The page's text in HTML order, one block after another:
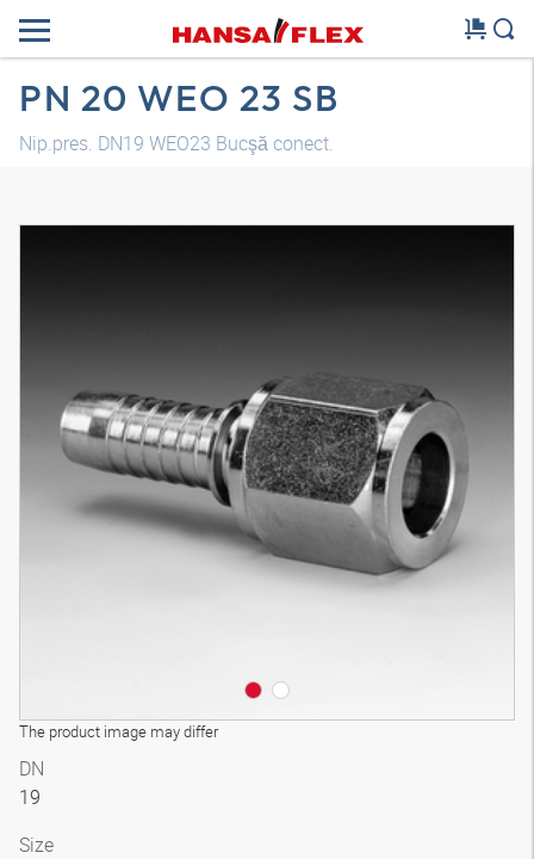
PN 20 WEO 23 SB
Nip.pres. DN19 WEO23 Bucşă conect.
The product image may differ
DN
19
Size